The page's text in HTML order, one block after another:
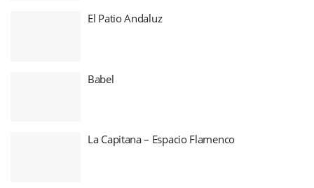
El Patio Andaluz
Babel
La Capitana – Espacio Flamenco